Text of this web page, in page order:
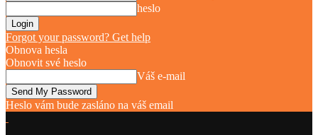
heslo
Forgot your password? Get help
Obnova hesla
Obnovit své heslo
Váš e-mail
Heslo vám bude zasláno na váš email